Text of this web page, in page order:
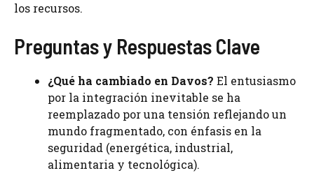
los recursos.
Preguntas y Respuestas Clave
¿Qué ha cambiado en Davos? El entusiasmo
por la integración inevitable se ha
reemplazado por una tensión reflejando un
mundo fragmentado, con énfasis en la
seguridad (energética, industrial,
alimentaria y tecnológica).